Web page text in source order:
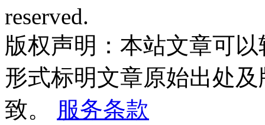
reserved.
版权声明：本站文章可
形式标明文章原始出处
致。 服务条款